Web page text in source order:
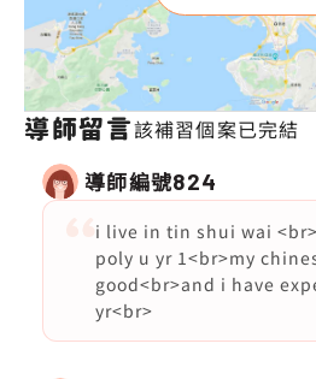
導師留言該補習個案已完結
導師編號824
i live in tin shui wai
poly u yr 1<br>my
good<br>and i have
yr<br>